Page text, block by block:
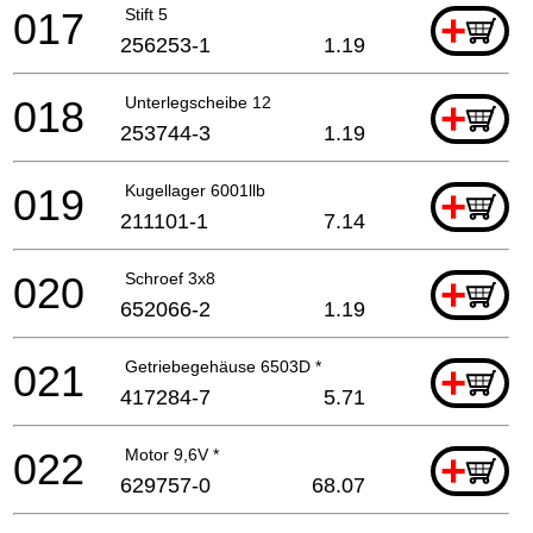
Stift 5 +
017 256253-1 1.19
Unterlegscheibe 12 +
018 253744-3 1.19
Kugellager 6001llb +
019 211101-1 7.14
Schroef 3x8 +
020 652066-2 1.19
Getriebegehäuse 6503D * +
021 417284-7 5.71
Motor 9,6V * +
022 629757-0 68.07